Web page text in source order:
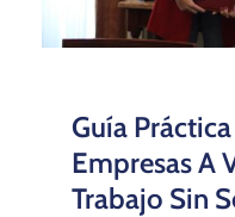
Guía
Empresas A
Trabajo Sin